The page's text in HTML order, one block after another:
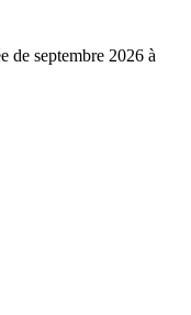
de septembre 2026 à